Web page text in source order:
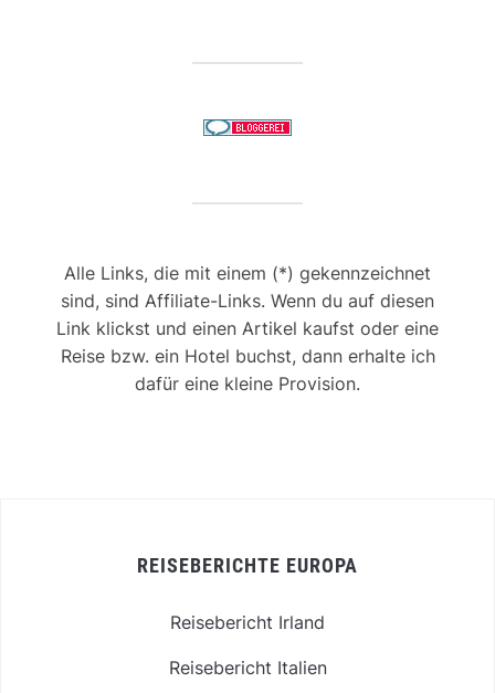
Alle Links, die mit einem (*) gekennzeichnet
sind, sind Affiliate-Links. Wenn du auf diesen
Link klickst und einen Artikel kaufst oder eine
Reise bzw. ein Hotel buchst, dann erhalte ich
dafür eine kleine Provision.
REISEBERICHTE EUROPA
Reisebericht Irland
Reisebericht Italien